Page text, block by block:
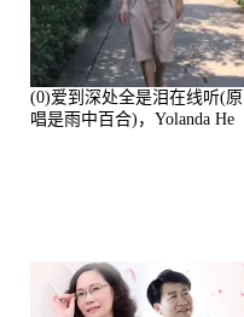
(0)爱到深处全是泪在线听(原
唱是雨中百合)，Yolanda He